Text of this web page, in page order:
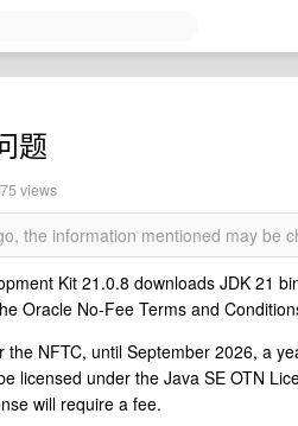
题
views
the information mentioned may be
Kit 21.0.8 downloads JDK 21
Oracle No-Fee Terms and
NFTC, until September 2026, a
licensed under the Java SE OTN
will require a fee.